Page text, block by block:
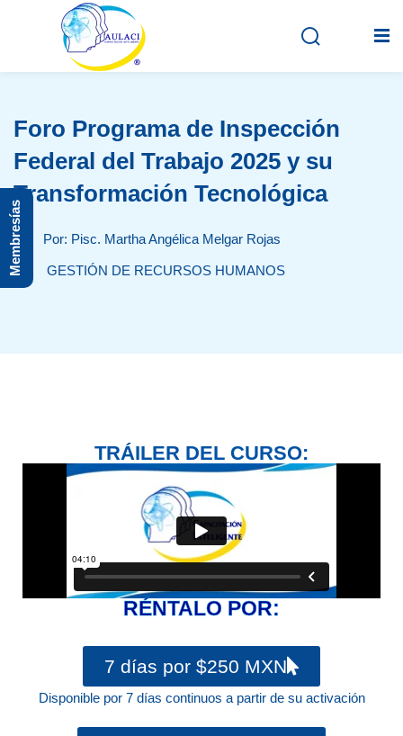
Inicio
En vivo
Registro
Foro Programa de Inspección
Federal del Trabajo 2025 y su
Transformación Tecnológica
Por: Pisc. Martha Angélica Melgar Rojas
GESTIÓN DE RECURSOS HUMANOS
TRÁILER DEL CURSO:
RÉNTALO POR:
7 días por $250 MXN
Disponible por 7 días continuos a partir de su activación
Membresías